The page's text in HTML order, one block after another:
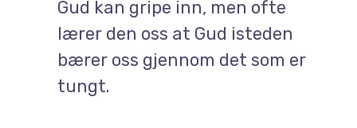
Gud kan gripe inn, men ofte
lærer den oss at Gud isteden
bærer oss gjennom det som er
tungt.